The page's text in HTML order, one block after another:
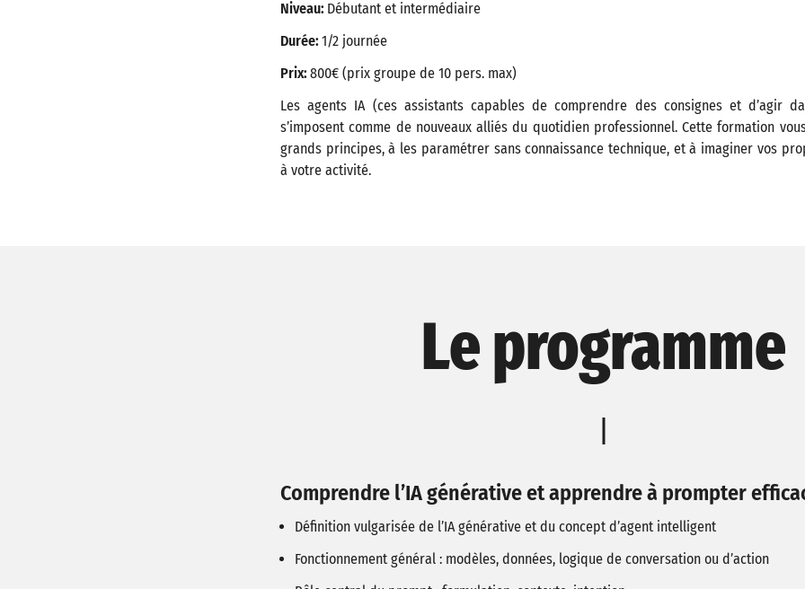
Niveau: Débutant et intermédiaire
Durée: 1/2 journée
Prix: 800€ (prix groupe de 10 pers. max)
Les agents IA (ces assistants capables de comprendre des consignes et d’agir
s’imposent comme de nouveaux alliés du quotidien professionnel. Cette formation
grands principes, à les paramétrer sans connaissance technique, et à imaginer vos
à votre activité.
Le programme
Comprendre l’IA générative et apprendre à prompter
Définition vulgarisée de l’IA générative et du concept d’agent intelligent
Fonctionnement général : modèles, données, logique de conversation ou d’action